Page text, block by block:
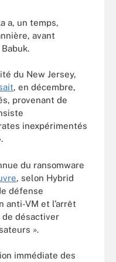
a, un temps,
avant
du New Jersey,
, en décembre,
provenant de
inexpérimentés
du ransomware
, selon Hybrid
défense
anti-VM et l’arrêt
de désactiver
».
immédiate des